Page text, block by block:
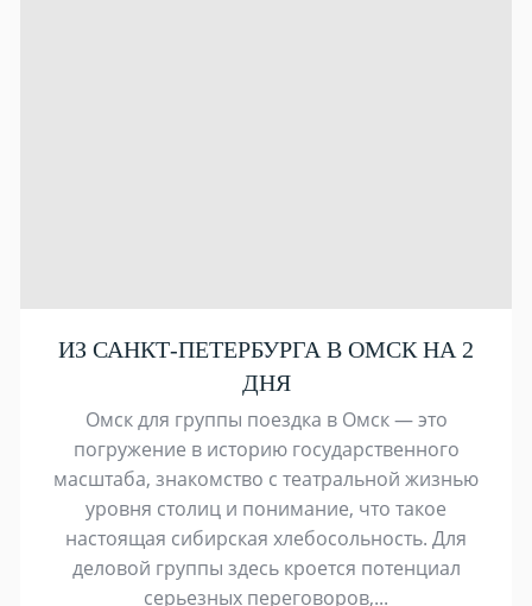
ИЗ САНКТ-ПЕТЕРБУРГА В ОМСК НА 2
ДНЯ
Омск для группы поездка в Омск — это
погружение в историю государственного
масштаба, знакомство с театральной жизнью
уровня столиц и понимание, что такое
настоящая сибирская хлебосольность. Для
деловой группы здесь кроется потенциал
серьезных переговоров,...